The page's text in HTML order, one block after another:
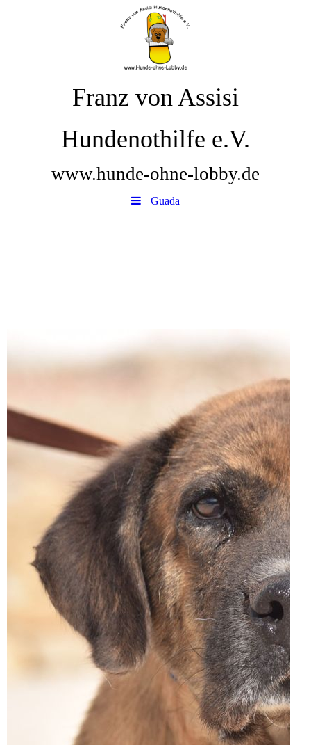
Franz von Assisi
Hundenothilfe e.V.
www.hunde-ohne-lobby.de
Guada